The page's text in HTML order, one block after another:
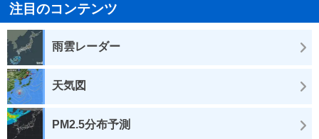
注目のコンテンツ
雨雲レーダー
天気図
PM2.5分布予測